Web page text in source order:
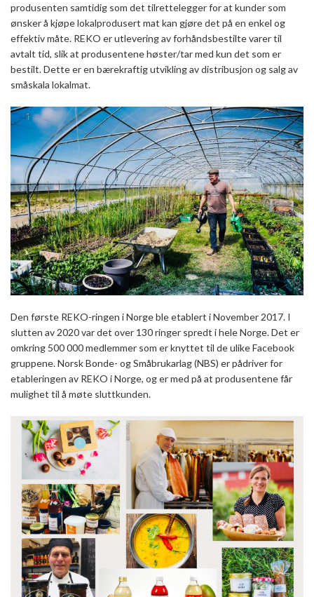
produsenten samtidig som det tilrettelegger for at kunder som
ønsker å kjøpe lokalprodusert mat kan gjøre det på en enkel og
effektiv måte. REKO er utlevering av forhåndsbestilte varer til
avtalt tid, slik at produsentene høster/tar med kun det som er
bestilt. Dette er en bærekraftig utvikling av distribusjon og salg av
småskala lokalmat.
Den første REKO-ringen i Norge ble etablert i November 2017. I
slutten av 2020 var det over 130 ringer spredt i hele Norge. Det er
omkring 500 000 medlemmer som er knyttet til de ulike Facebook
gruppene. Norsk Bonde- og Småbrukarlag (NBS) er pådriver for
etableringen av REKO i Norge, og er med på at produsentene får
mulighet til å møte sluttkunden.